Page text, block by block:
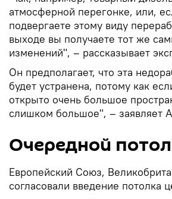
атмосферной перегонке, или,
подвергаете этому виду
выходе вы получаете тот же
изменений", – рассказывает
Он предполагает, что эта
будет устранена, потому как
открыто очень большое
слишком большое", – заявляет
Очередной
Европейский Союз,
согласовали введение потолка